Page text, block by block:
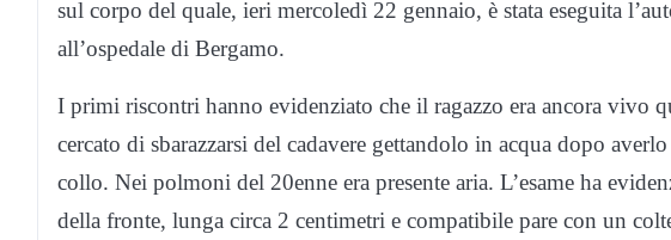
sul corpo del quale, ieri mercoledì 22 gennaio, è stata eseguita
all’ospedale di Bergamo.
I primi riscontri hanno evidenziato che il ragazzo era ancora vivo
cercato di sbarazzarsi del cadavere gettandolo in acqua dopo
collo. Nei polmoni del 20enne era presente aria. L’esame ha
della fronte, lunga circa 2 centimetri e compatibile pare con un